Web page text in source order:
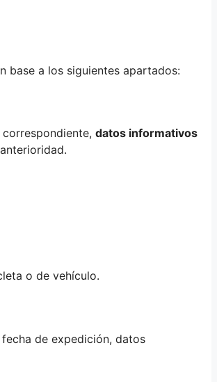
base a los siguientes apartados:
datos informativos
o de vehículo.
de expedición, datos